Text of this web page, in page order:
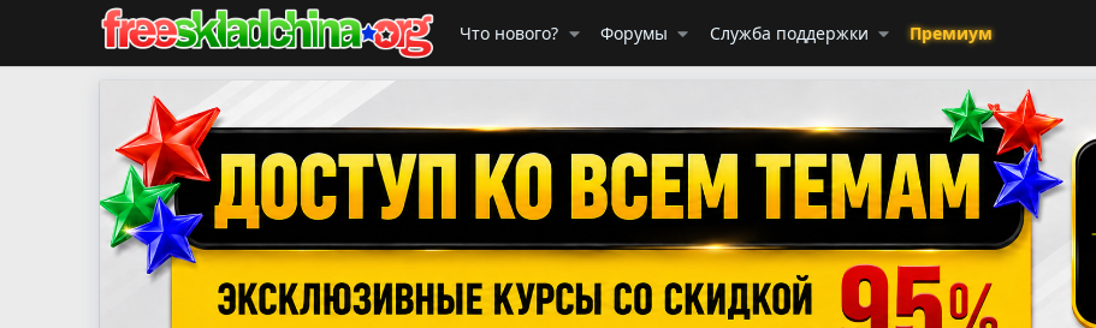
Что нового? Форумы Служба поддержки Премиум